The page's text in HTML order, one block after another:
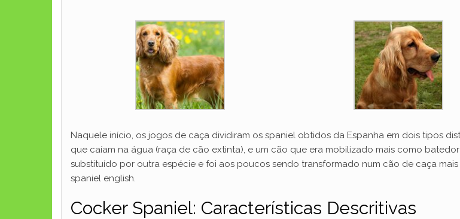
Naquele início, os jogos de caça dividiram os spaniel obtidos da Espanha em dois tipos
que caíam na água (raça de cão extinta), e um cão que era mobilizado mais como
substituído por outra espécie e foi aos poucos sendo transformado num cão de caça
spaniel english.
Cocker Spaniel: Características Descritivas